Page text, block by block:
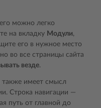
можно легко
на вкладку Модули,
его в нужное место
во все страницы сайта
везде.
также имеет смысл
Строка навигации ―
путь от главной до